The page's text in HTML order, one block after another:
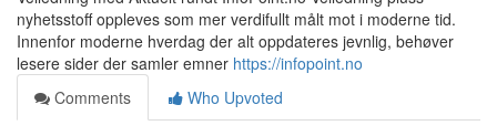
nyhetsstoff oppleves som mer verdifullt målt mot i moderne tid.
Innenfor moderne hverdag der alt oppdateres jevnlig, behøver
lesere sider der samler emner https://infopoint.no
Comments
Who Upvoted